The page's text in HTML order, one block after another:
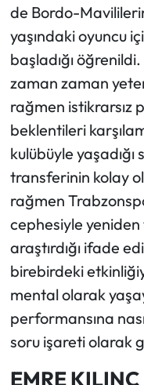
de Bordo-
yaşındaki oyuncu
başladığı
zaman zaman
rağmen istikrarsız
beklentileri
kulübüyle
transferinin kolay
rağmen
cephesiyle
araştırdığı ifade
birebirdeki
mental olarak
performansına
soru işareti olarak
EMRE